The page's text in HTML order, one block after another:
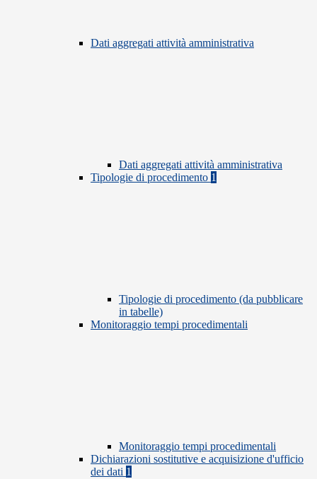
Dati aggregati attività amministrativa
Dati aggregati attività amministrativa
Tipologie di procedimento 1
Tipologie di procedimento (da pubblicare
in tabelle)
Monitoraggio tempi procedimentali
Monitoraggio tempi procedimentali
Dichiarazioni sostitutive e acquisizione d'ufficio
dei dati 1